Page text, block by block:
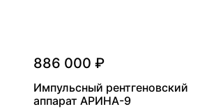
886 000 ₽
Импульсный рентгеновский
аппарат АРИНА-9